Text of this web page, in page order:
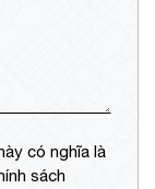
có nghĩa là
sách